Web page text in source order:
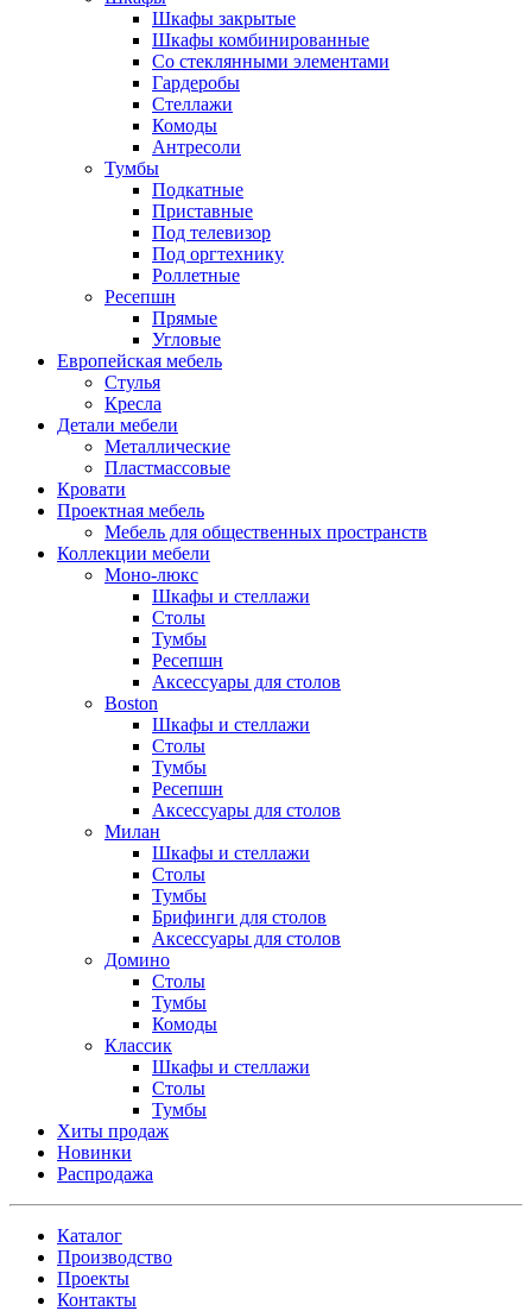
Шкафы закрытые
Шкафы комбинированные
Со стеклянными элементами
Гардеробы
Стеллажи
Комоды
Антресоли
Тумбы
Подкатные
Приставные
Под телевизор
Под оргтехнику
Роллетные
Ресепшн
Прямые
Угловые
Европейская мебель
Стулья
Кресла
Детали мебели
Металлические
Пластмассовые
Кровати
Проектная мебель
Мебель для общественных пространств
Коллекции мебели
Моно-люкс
Шкафы и стеллажи
Столы
Тумбы
Ресепшн
Аксессуары для столов
Boston
Шкафы и стеллажи
Столы
Тумбы
Ресепшн
Аксессуары для столов
Милан
Шкафы и стеллажи
Столы
Тумбы
Брифинги для столов
Аксессуары для столов
Домино
Столы
Тумбы
Комоды
Классик
Шкафы и стеллажи
Столы
Тумбы
Хиты продаж
Новинки
Распродажа
Каталог
Производство
Проекты
Контакты